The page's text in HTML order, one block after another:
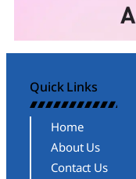
Quick Links
Home
About Us
Contact Us